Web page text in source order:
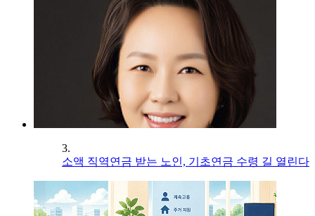
3.
소액 직역연금 받는 노인, 기초연금 수령 길 열린다